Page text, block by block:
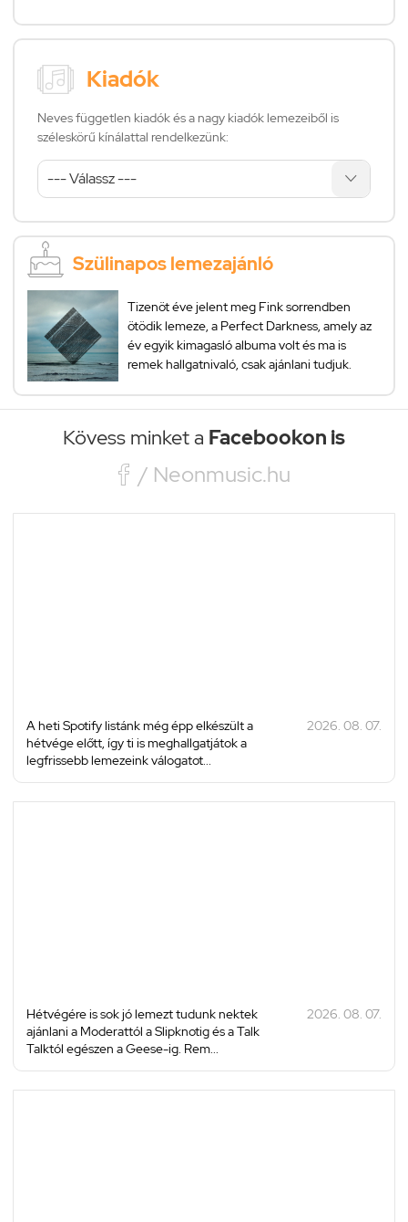
Kiadók
Neves független kiadók és a nagy kiadók lemezeiből is
széleskörű kínálattal rendelkezünk:
Szülinapos lemezajánló
Tizenöt éve jelent meg Fink sorrendben
ötödik lemeze, a Perfect Darkness, amely az
év egyik kimagasló albuma volt és ma is
remek hallgatnivaló, csak ajánlani tudjuk.
Kövess minket a Facebookon is
 / Neonmusic.hu
A heti Spotify listánk még épp elkészült a
hétvége előtt, így ti is meghallgatjátok a
legfrissebb lemezeink válogatot...
2026. 08. 07.
Hétvégére is sok jó lemezt tudunk nektek
ajánlani a Moderattól a Slipknotig és a Talk
Talktól egészen a Geese-ig. Rem...
2026. 08. 07.